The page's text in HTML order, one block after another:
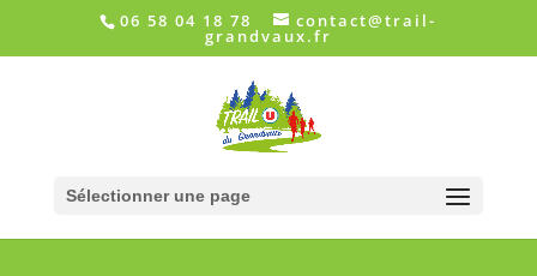
06 58 04 18 78 contact@trail-
grandvaux.fr
Sélectionner une page